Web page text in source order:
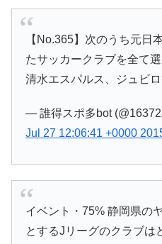
【No.365】次のうち元日
たサッカークラブを全て
清水エスパルス、ジュビロ
— 誰得スポ多bot
Jul 27 12:06:41 +0000
イベント・75% 静岡県の
とするJリーグのクラブは